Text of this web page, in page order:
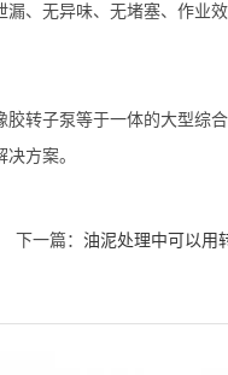
、无异味、无堵塞、作业
转子泵等于一体的大型综
方案。
下一篇： 油泥处理中可以用